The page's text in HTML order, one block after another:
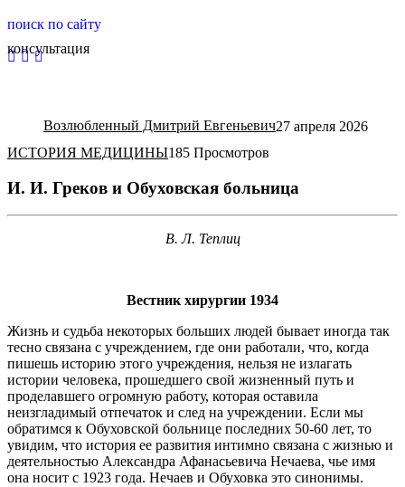
поиск по сайту
консультация
Возлюбленный Дмитрий Евгеньевич27 апреля 2026
ИСТОРИЯ МЕДИЦИНЫ185 Просмотров
И. И. Греков и Обуховская больница
В. Л. Теплиц
Вестник хирургии 1934
Жизнь и судьба некоторых больших людей бывает иногда так
тесно связана с учреждением, где они работали, что, когда
пишешь историю этого учреждения, нельзя не излагать
истории человека, прошедшего свой жизненный путь и
проделавшего огромную работу, которая оставила
неизгладимый отпечаток и след на учреждении. Если мы
обратимся к Обуховской больнице последних 50-60 лет, то
увидим, что история ее развития интимно связана с жизнью и
деятельностью Александра Афанасьевича Нечаева, чье имя
она носит с 1923 года. Нечаев и Обуховка это синонимы.